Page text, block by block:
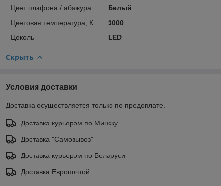
Цвет плафона / абажура
Белый
Цветовая температура, К
3000
Цоколь
LED
Скрыть
Условия доставки
Доставка осуществляется только по предоплате.
Доставка курьером по Минску
Доставка "Самовывоз"
Доставка курьером по Беларуси
Доставка Европочтой